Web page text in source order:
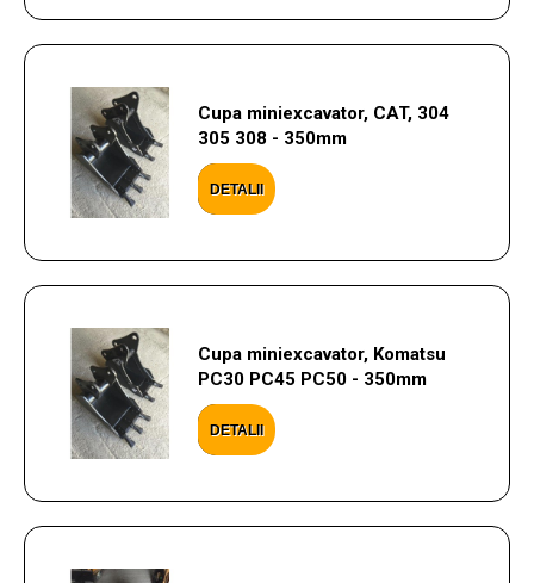
Cupa miniexcavator, CAT, 304
305 308 - 350mm
DETALII
Cupa miniexcavator, Komatsu
PC30 PC45 PC50 - 350mm
DETALII